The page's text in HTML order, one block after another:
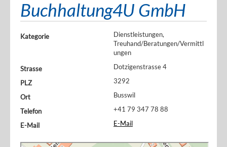
Buchhaltung4U GmbH
Kategorie
Dienstleistungen,
Treuhand/Beratungen/Vermittl
ungen
Strasse
Dotzigenstrasse 4
PLZ
3292
Ort
Busswil
Telefon
+41 79 347 78 88
E-Mail
E-Mail